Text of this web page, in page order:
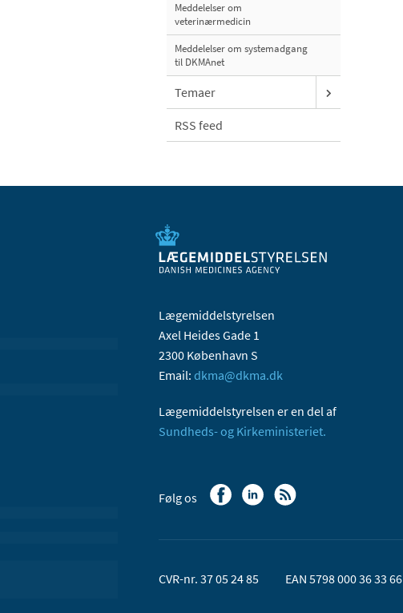
Meddelelser om
veterinærmedicin
Meddelelser om systemadgang
til DKMAnet
Temaer
RSS feed
Lægemiddelstyrelsen
Axel Heides Gade 1
2300 København S
Email: dkma@dkma.dk
Lægemiddelstyrelsen er en del af
Sundheds- og Kirkeministeriet.
Følg os
CVR-nr. 37 05 24 85 EAN 5798 000 36 33 66